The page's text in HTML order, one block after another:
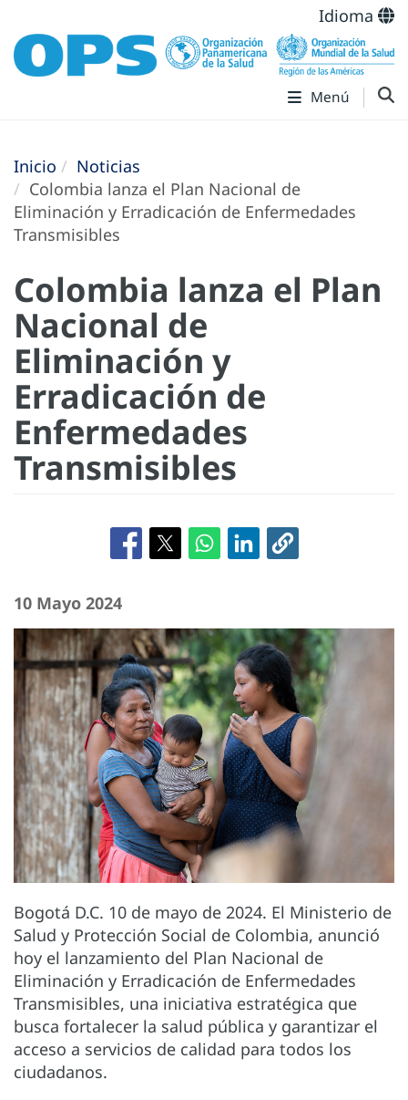
Idioma
Menú
Inicio
Noticias
Colombia lanza el Plan Nacional de
Eliminación y Erradicación de Enfermedades
Transmisibles
Colombia lanza el Plan
Nacional de
Eliminación y
Erradicación de
Enfermedades
Transmisibles
10 Mayo 2024
Bogotá D.C. 10 de mayo de 2024. El Ministerio de
Salud y Protección Social de Colombia, anunció
hoy el lanzamiento del Plan Nacional de
Eliminación y Erradicación de Enfermedades
Transmisibles, una iniciativa estratégica que
busca fortalecer la salud pública y garantizar el
acceso a servicios de calidad para todos los
ciudadanos.